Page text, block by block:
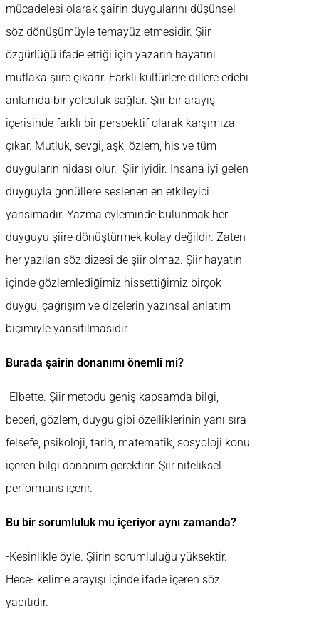
mücadelesi olarak şairin duygularını düşünsel
söz dönüşümüyle temayüz etmesidir. Şiir
özgürlüğü ifade ettiği için yazarın hayatını
mutlaka şiire çıkarır. Farklı kültürlere dillere edebi
anlamda bir yolculuk sağlar. Şiir bir arayış
içerisinde farklı bir perspektif olarak karşımıza
çıkar. Mutluk, sevgi, aşk, özlem, his ve tüm
duyguların nidası olur. Şiir iyidir. İnsana iyi gelen
duyguyla gönüllere seslenen en etkileyici
yansımadır. Yazma eyleminde bulunmak her
duyguyu şiire dönüştürmek kolay değildir. Zaten
her yazılan söz dizesi de şiir olmaz. Şiir hayatın
içinde gözlemlediğimiz hissettiğimiz birçok
duygu, çağrışım ve dizelerin yazınsal anlatım
biçimiyle yansıtılmasıdır.
Burada şairin donanımı önemli mi?
-Elbette. Şiir metodu geniş kapsamda bilgi,
beceri, gözlem, duygu gibi özelliklerinin yanı sıra
felsefe, psikoloji, tarih, matematik, sosyoloji konu
içeren bilgi donanım gerektirir. Şiir niteliksel
performans içerir.
Bu bir sorumluluk mu içeriyor aynı zamanda?
-Kesinlikle öyle. Şiirin sorumluluğu yüksektir.
Hece- kelime arayışı içinde ifade içeren söz
yapıtıdır.